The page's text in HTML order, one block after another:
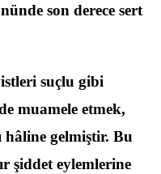
son derece sert
suçlu gibi
muamele etmek,
hâline gelmiştir. Bu
şiddet eylemlerine